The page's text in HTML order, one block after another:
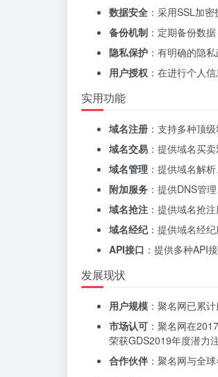
数据安全 ：采用SSL加
备份机制 ：定期备份数
隐私保护 ：有明确的隐
用户授权 ：在进行个人
实用功能
域名注册 ：支持多种顶
域名交易 ：提供域名买
域名管理 ：提供域名解
附加服务 ：提供DNS管
域名抢注 ：提供域名抢
域名经纪：提供域名经纪
API接口 ：提供多种API
发展现状
用户规模 ：聚名网已累
市场认可 ：聚名网在
荣获GDS2019年度潜力
合作伙伴 ：聚名网与全